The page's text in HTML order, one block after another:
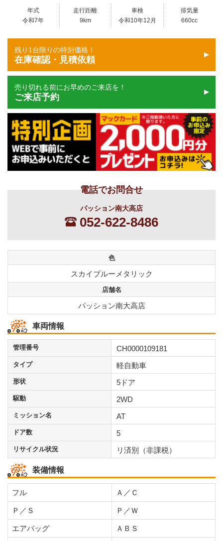
年式
令和7年
走行距離
9km
車検
令和10年12月
排気量
660cc
残り1台限りの特別価格！
在庫確認・見積依頼
売り切れる前にお早めのご来店を！
ご来店予約
電話でお問合せ
パッション南大高店
052-622-8486
色
スカイブルーメタリック
店舗名
パッション南大高店
車両情報
管理番号 CH0000109181
タイプ 軽自動車
形状 5ドア
駆動 2WD
ミッション名 AT
ドア数 5
リサイクル状況 リ済別（非課税）
装備情報
フル Ａ／Ｃ
Ｐ／Ｓ Ｐ／Ｗ
エアバッグ ＡＢＳ